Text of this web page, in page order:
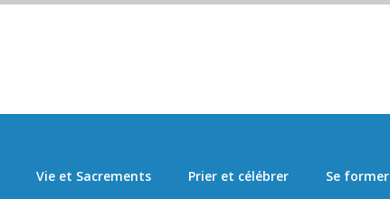
Vie et Sacrements Prier et célébrer Se former